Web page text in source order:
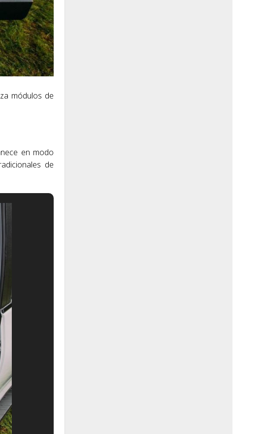
módulos de
en modo
de